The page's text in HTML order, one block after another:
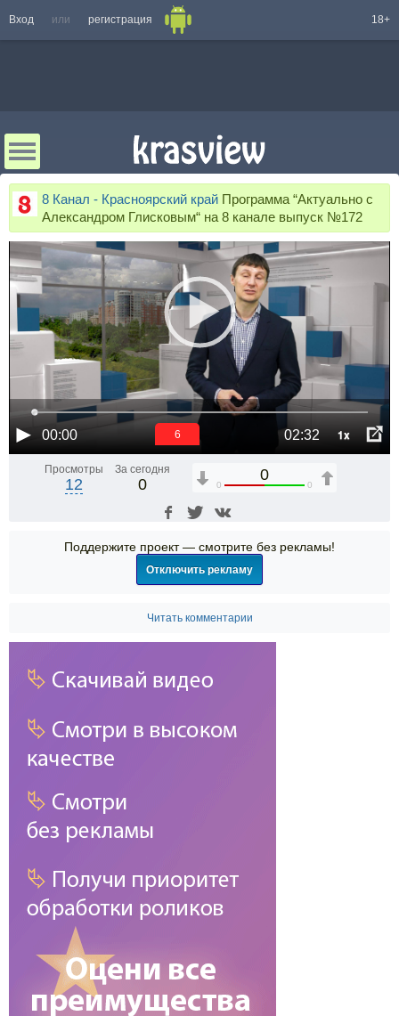
Вход или регистрация 18+
8 Канал - Красноярский край Программа “Актуально с
Александром Глисковым“ на 8 канале выпуск №172
00:00 02:32 1x
6
Просмотры
12
За сегодня
0
0
0 0
Поддержите проект — смотрите без рекламы!
Отключить рекламу
Читать комментарии